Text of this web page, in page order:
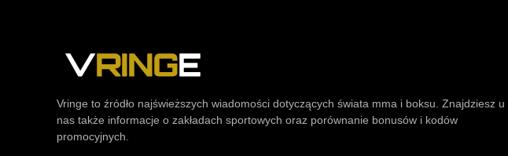
Vringe to źródło najświeższych wiadomości dotyczących świata mma i boksu. Znajdziesz u
nas także informacje o zakładach sportowych oraz porównanie bonusów i kodów
promocyjnych.